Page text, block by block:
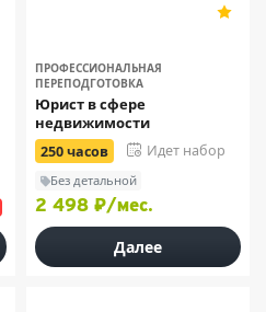
ПРОФЕССИОНАЛЬНАЯ
ПЕРЕПОДГОТОВКА
Юрист в сфере
недвижимости
250 часов Идет набор
Без детальной
2 498 ₽/мес.
Далее